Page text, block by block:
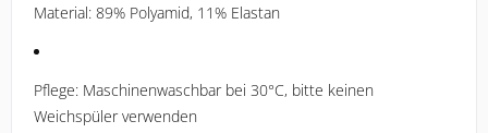
Material: 89% Polyamid, 11% Elastan
Pflege: Maschinenwaschbar bei 30°C, bitte keinen
Weichspüler verwenden